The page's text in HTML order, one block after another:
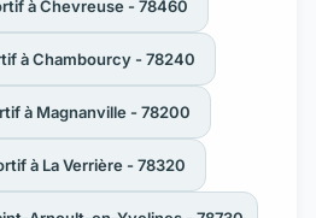
à Chevreuse - 78460
à Chambourcy - 78240
à Magnanville - 78200
à La Verrière - 78320